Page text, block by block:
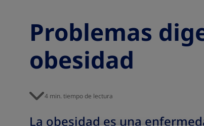
Problemas
obesidad
La obesidad es una
4 min. tiempo de lectura